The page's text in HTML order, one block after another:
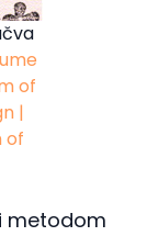
of
|
of
metodom